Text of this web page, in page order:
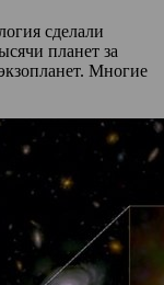
сделали
планет за
Многие